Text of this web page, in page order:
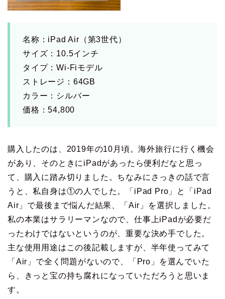
名称：iPad Air（第3世代）
サイズ：10.5インチ
タイプ：Wi-Fiモデル
ストレージ：64GB
カラー：シルバー
価格：54,800
購入したのは、2019年の10月頃。海外旅行に行く機会
があり、そのときにiPadがあったら便利だなと思っ
て、購入に踏み切りました。ちなみにさっきの話で言
うと、私自身は①の人でした。「iPad Pro」と「iPad
Air」で最後まで悩んだ結果、「Air」を選択しました。
私の本業はサラリーマンなので、仕事上iPadが必要だ
ったわけではないというのが、重要な決め手でした。
主な使用用途はこの後記載しますが、半年使ってみて
「Air」で全く問題がないので、「Pro」を選んでいた
ら、きっと宝の持ち腐れになっていただろうと思いま
す。